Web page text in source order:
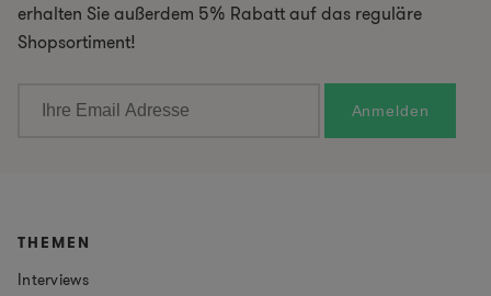
erhalten Sie außerdem 5% Rabatt auf das reguläre
Shopsortiment!
THEMEN
Interviews